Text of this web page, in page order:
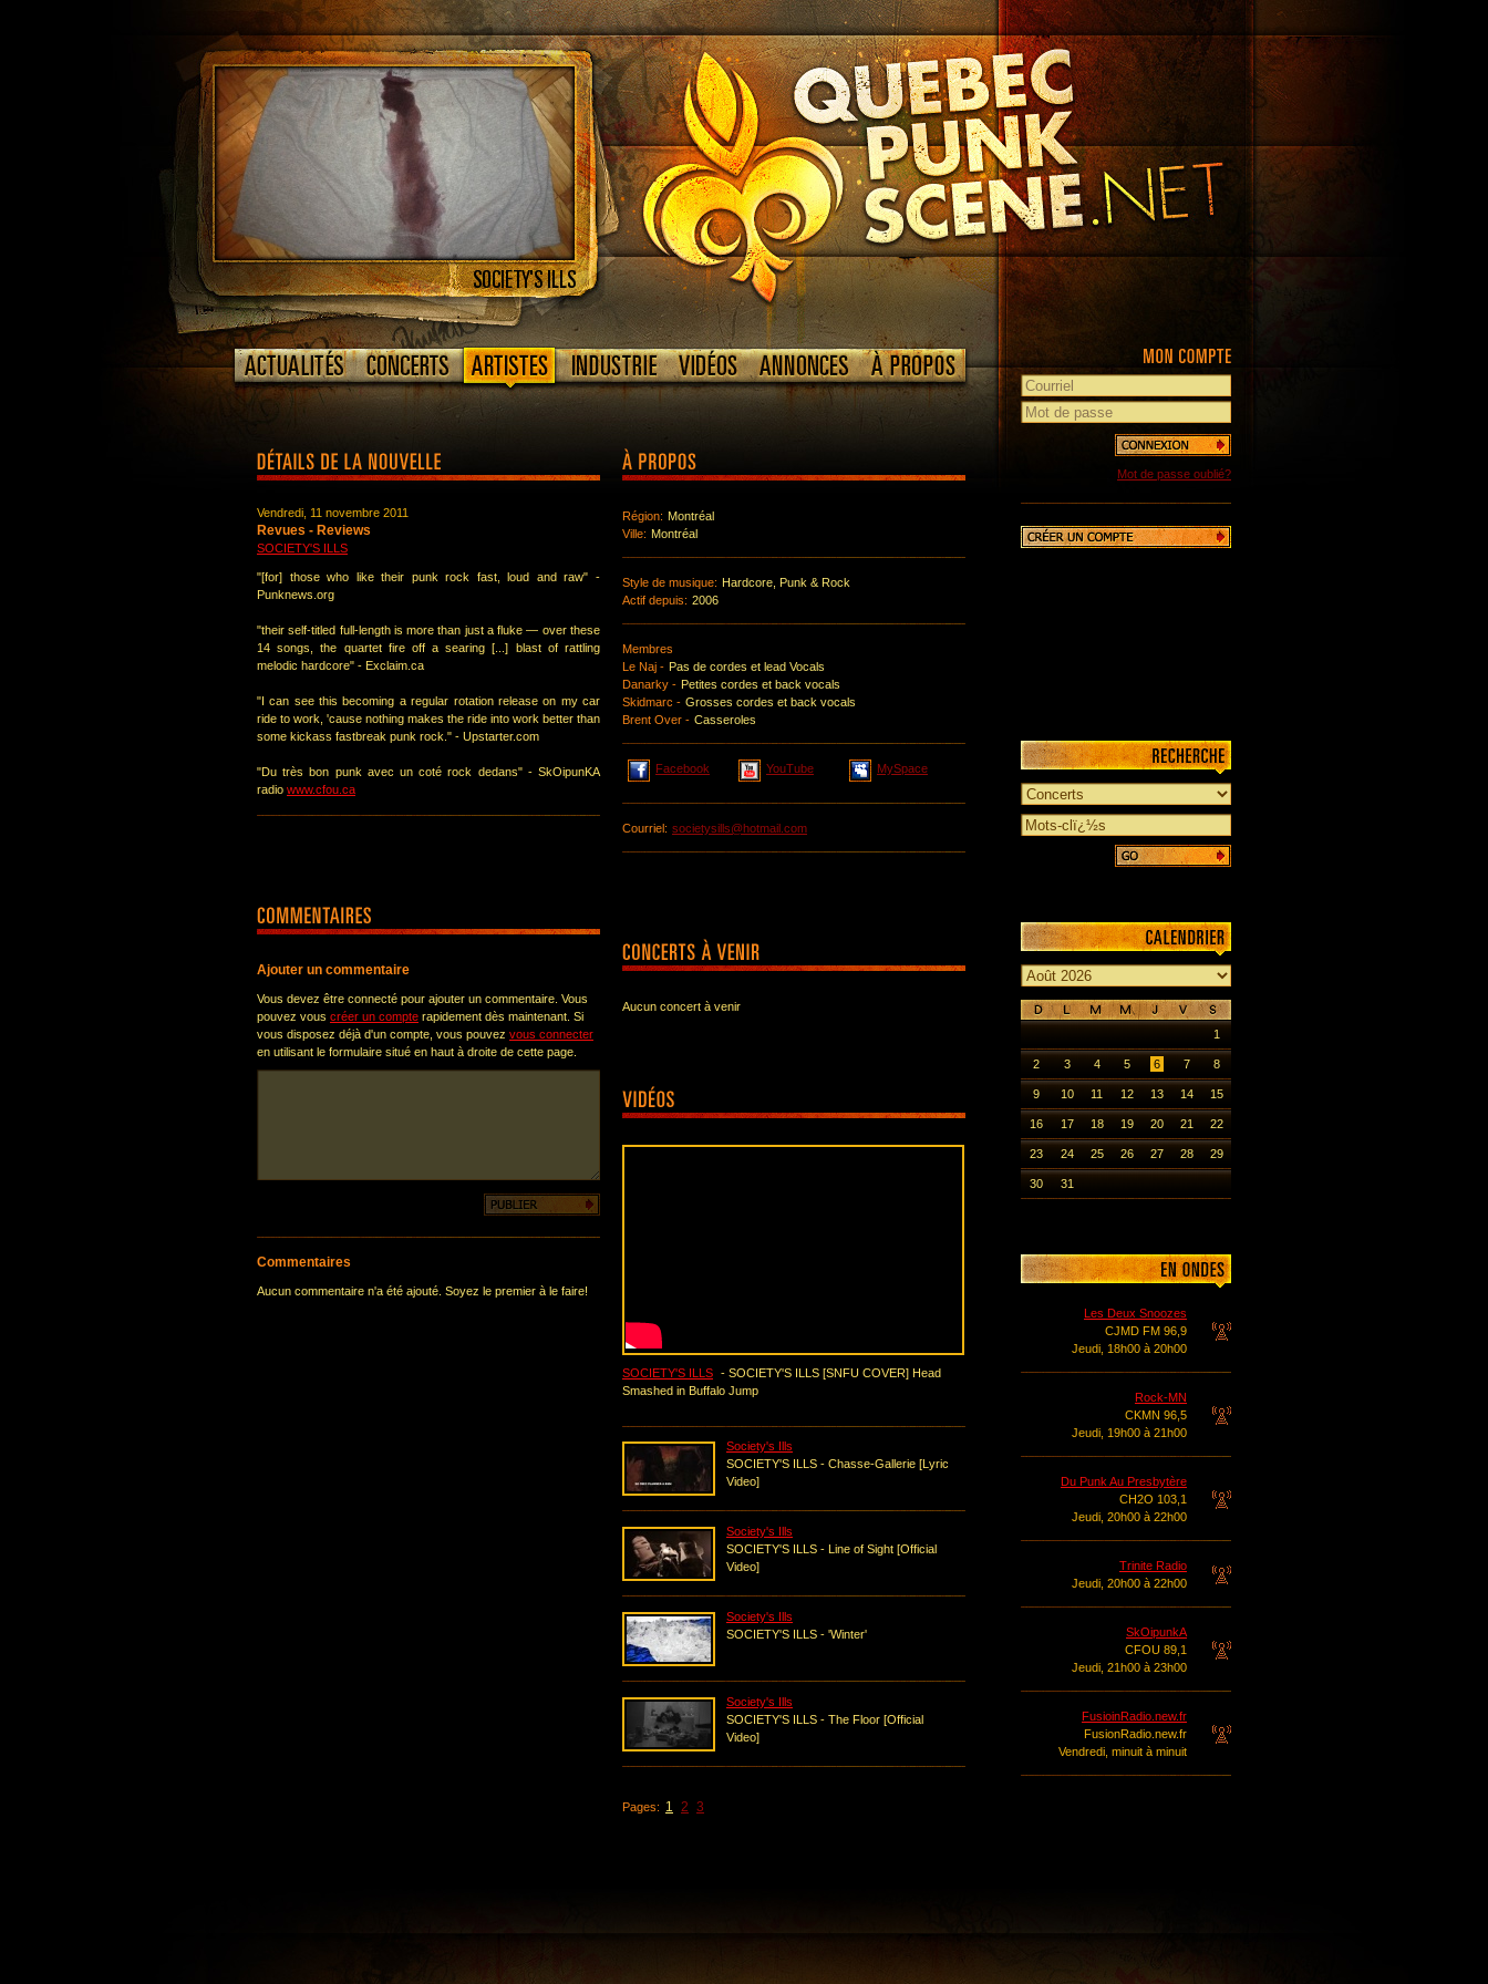
Vendredi, 11 novembre 2011
Revues - Reviews
SOCIETY'S ILLS
"[for] those who like their punk rock fast, loud and raw" -
Punknews.org
"their self-titled full-length is more than just a fluke ― over these
14 songs, the quartet fire off a searing [...] blast of rattling
melodic hardcore" - Exclaim.ca
"I can see this becoming a regular rotation release on my car
ride to work, 'cause nothing makes the ride into work better than
some kickass fastbreak punk rock." - Upstarter.com
"Du très bon punk avec un coté rock dedans" - SkOipunKA
radio www.cfou.ca
Ajouter un commentaire
Vous devez être connecté pour ajouter un commentaire. Vous
pouvez vous créer un compte rapidement dès maintenant. Si
vous disposez déjà d'un compte, vous pouvez vous connecter
en utilisant le formulaire situé en haut à droite de cette page.
Commentaires
Aucun commentaire n'a été ajouté. Soyez le premier à le faire!
Région: Montréal
Ville: Montréal
Style de musique: Hardcore, Punk & Rock
Actif depuis: 2006
Membres
Le Naj - Pas de cordes et lead Vocals
Danarky - Petites cordes et back vocals
Skidmarc - Grosses cordes et back vocals
Brent Over - Casseroles
Facebook YouTube MySpace
Courriel: societysills@hotmail.com
Aucun concert à venir
SOCIETY'S ILLS - SOCIETY'S ILLS [SNFU COVER] Head
Smashed in Buffalo Jump
Society's Ills
SOCIETY'S ILLS - Chasse-Gallerie [Lyric
Video]
Society's Ills
SOCIETY'S ILLS - Line of Sight [Official
Video]
Society's Ills
SOCIETY'S ILLS - 'Winter'
Society's Ills
SOCIETY'S ILLS - The Floor [Official
Video]
Pages: 1 2 3
Mot de passe oublié?
1
2 3 4 5 6 7 8
9 10 11 12 13 14 15
16 17 18 19 20 21 22
23 24 25 26 27 28 29
30 31
Les Deux Snoozes
CJMD FM 96,9
Jeudi, 18h00 à 20h00
Rock-MN
CKMN 96,5
Jeudi, 19h00 à 21h00
Du Punk Au Presbytère
CH2O 103,1
Jeudi, 20h00 à 22h00
Trinite Radio
Jeudi, 20h00 à 22h00
SkOipunkA
CFOU 89,1
Jeudi, 21h00 à 23h00
FusioinRadio.new.fr
FusionRadio.new.fr
Vendredi, minuit à minuit